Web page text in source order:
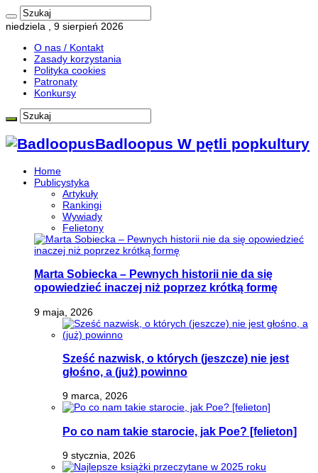
niedziela , 9 sierpień 2026
O nas / Kontakt
Zasady korzystania
Polityka cookies
Patronaty
Konkursy
Badloopus W pętli popkultury
Home
Publicystyka
Artykuły
Rankingi
Wywiady
Felietony
Marta Sobiecka – Pewnych historii nie da się
opowiedzieć inaczej niż poprzez krótką formę
9 maja, 2026
Sześć nazwisk, o których (jeszcze) nie jest
głośno, a (już) powinno
9 marca, 2026
Po co nam takie starocie, jak Poe? [felieton]
9 stycznia, 2026